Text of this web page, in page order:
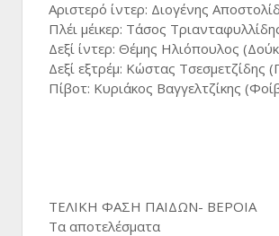
Αριστερό ίντερ: Διογένης
Πλέι μέικερ: Τάσος
Δεξί ίντερ: Θέμης Ηλιόπουλος
Δεξί εξτρέμ: Κώστας Τσεσμετζίδης
Πίβοτ: Κυριάκος Βαγγελτζίκης
ΤΕΛΙΚΗ ΦΑΣΗ ΠΑΙΔΩΝ- ΒΕΡΟΙΑ
Τα αποτελέσματα